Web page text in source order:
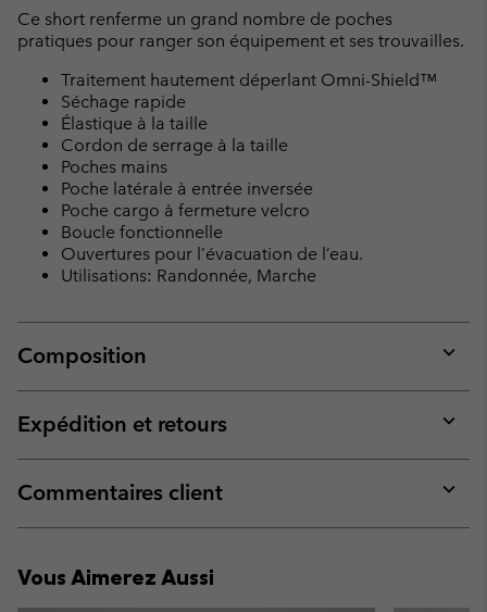
Ce short renferme un grand nombre de poches
pratiques pour ranger son équipement et ses trouvailles.
Traitement hautement déperlant Omni-Shield™
Séchage rapide
Élastique à la taille
Cordon de serrage à la taille
Poches mains
Poche latérale à entrée inversée
Poche cargo à fermeture velcro
Boucle fonctionnelle
Ouvertures pour l’évacuation de l’eau.
Utilisations: Randonnée, Marche
Composition
or
Expédition et retours
or
Commentaires client
or
Vous Aimerez Aussi